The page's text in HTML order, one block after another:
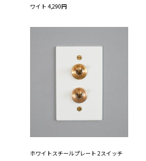
ワイト 4,290円
ホワイトスチールプレート 2スイッチ